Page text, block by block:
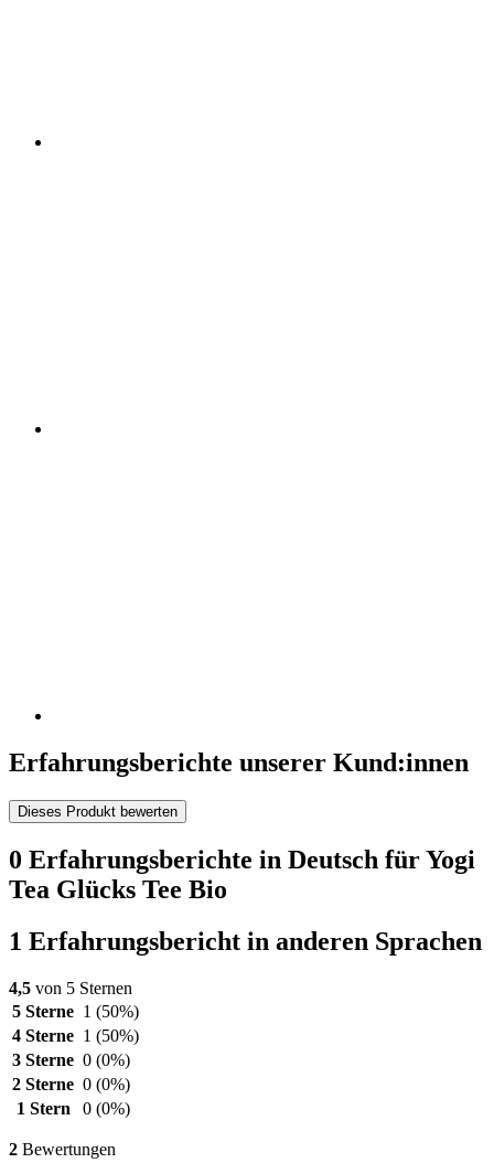
Erfahrungsberichte unserer Kund:innen
Dieses Produkt bewerten
0 Erfahrungsberichte in Deutsch für Yogi
Tea Glücks Tee Bio
1 Erfahrungsbericht in anderen Sprachen
4,5 von 5 Sternen
5 Sterne 1 (50%)
4 Sterne 1 (50%)
3 Sterne 0 (0%)
2 Sterne 0 (0%)
1 Stern
0 (0%)
2 Bewertungen